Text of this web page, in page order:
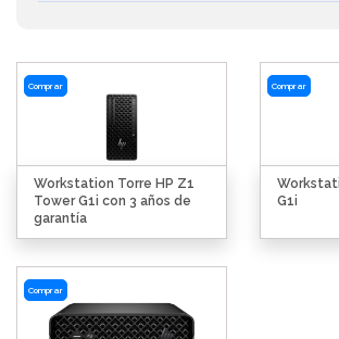
Comprar
Workstation Torre HP Z1
Tower G1i con 3 años de
garantía
Comprar
G1i
Comprar